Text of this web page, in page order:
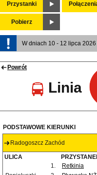
Przystanki
Pobierz
W dniach 10 - 12 lipca
Powrót
Linia
PODSTAWOWE KIERUNKI
Radogoszcz Zachód
ULICA
1.
Retkinia